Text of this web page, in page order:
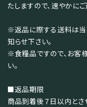
たしますので、速やかに
※返品に際する送料は当
知らせ下さい。
※食糧品ですので、お客
い。
■返品期限
商品到着後７日以内とさ